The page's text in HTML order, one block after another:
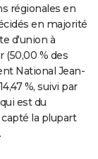
régionales en
en majorité
d'union à
(50,00 % des
National Jean-
%, suivi par
est du
la plupart